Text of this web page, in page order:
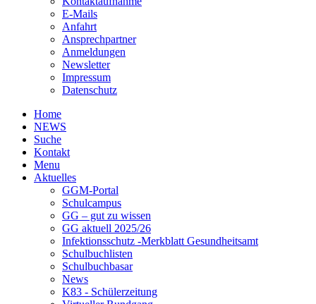
E-Mails
Anfahrt
Ansprechpartner
Anmeldungen
Newsletter
Impressum
Datenschutz
Home
NEWS
Suche
Kontakt
Menu
Aktuelles
GGM-Portal
Schulcampus
GG – gut zu wissen
GG aktuell 2025/26
Infektionsschutz -Merkblatt Gesundheitsamt
Schulbuchlisten
Schulbuchbasar
News
K83 - Schülerzeitung